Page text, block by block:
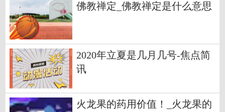
佛教禅定_佛教禅定是什么意思
2020年立夏是几月几号-焦点简
讯
火龙果的药用价值！_火龙果的